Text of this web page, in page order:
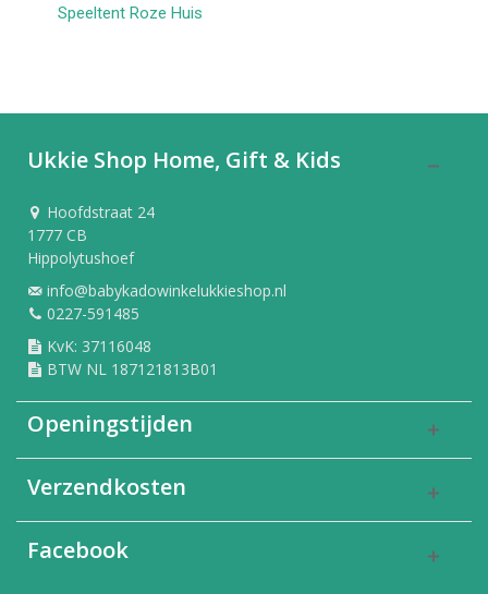
Speeltent Roze Huis
Ukkie Shop Home, Gift & Kids
Hoofdstraat 24
1777 CB
Hippolytushoef
info@babykadowinkelukkieshop.nl
0227-591485
KvK: 37116048
BTW NL 187121813B01
Openingstijden
Verzendkosten
Facebook